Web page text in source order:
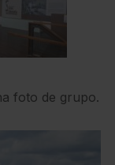
foto de grupo.